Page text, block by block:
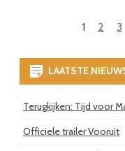
1 2 3
LAATSTE
Terugkijken: Tijd voor
Officiele trailer Vooruit